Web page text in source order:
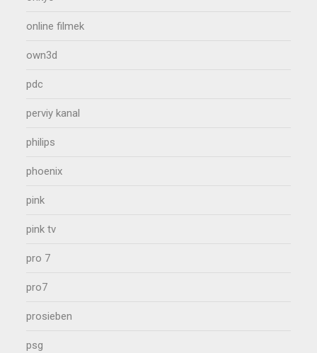
online filmek
own3d
pdc
perviy kanal
philips
phoenix
pink
pink tv
pro 7
pro7
prosieben
psg